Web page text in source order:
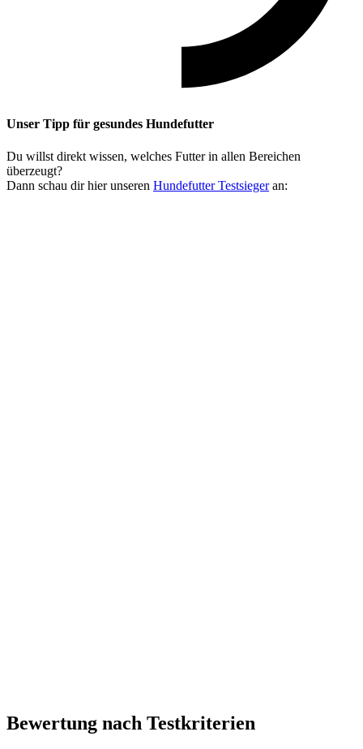
Unser Tipp für gesundes Hundefutter
Du willst direkt wissen, welches Futter in allen Bereichen
überzeugt?
Dann schau dir hier unseren Hundefutter Testsiegeran:
Bewertung nach Testkriterien